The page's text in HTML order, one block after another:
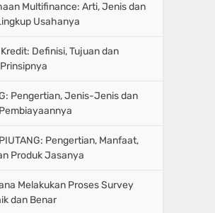
Multifinance: Arti, Jenis dan
Usahanya
Definisi, Tujuan dan
Pengertian, Jenis-Jenis dan
Pengertian, Manfaat,
Produk Jasanya
Melakukan Proses Survey
dan Benar